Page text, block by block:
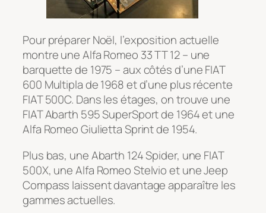
Pour préparer Noël, l’exposition actuelle
montre une Alfa Romeo 33 TT 12 – une
barquette de 1975 – aux côtés d’une FIAT
600 Multipla de 1968 et d’une plus récente
FIAT 500C. Dans les étages, on trouve une
FIAT Abarth 595 SuperSport de 1964 et une
Alfa Romeo Giulietta Sprint de 1954.
Plus bas, une Abarth 124 Spider, une FIAT
500X, une Alfa Romeo Stelvio et une Jeep
Compass laissent davantage apparaître les
gammes actuelles.